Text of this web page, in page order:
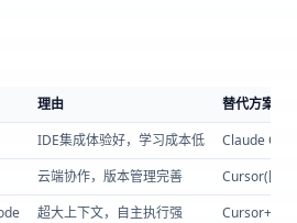
理由
替代方案
IDE集成体验好，学习成本低
Claude
云端协作，版本管理完善
Cursor(团
超大上下文，自主执行强